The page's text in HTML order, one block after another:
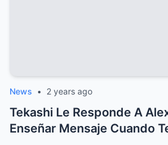
News • 2 years ago
Tekashi Le Responde A
Enseñar Mensaje Cuando